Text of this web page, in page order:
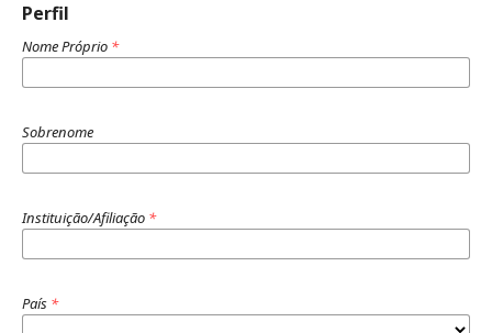
Perfil
Nome Próprio *
Sobrenome
Instituição/Afiliação *
País *